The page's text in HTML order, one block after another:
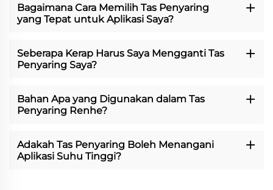
Bagaimana Cara Memilih Tas Penyaring
yang Tepat untuk Aplikasi Saya?
Seberapa Kerap Harus Saya Mengganti Tas
Penyaring Saya?
Bahan Apa yang Digunakan dalam Tas
Penyaring Renhe?
Adakah Tas Penyaring Boleh Menangani
Aplikasi Suhu Tinggi?